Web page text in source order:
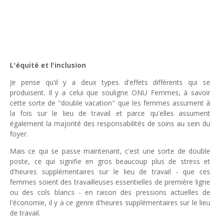
L'équité et l'inclusion
Je pense qu'il y a deux types d'effets différents qui se
produisent. Il y a celui que souligne ONU Femmes, à savoir
cette sorte de "double vacation" que les femmes assument à
la fois sur le lieu de travail et parce qu'elles assument
également la majorité des responsabilités de soins au sein du
foyer.
Mais ce qui se passe maintenant, c'est une sorte de double
poste, ce qui signifie en gros beaucoup plus de stress et
d'heures supplémentaires sur le lieu de travail - que ces
femmes soient des travailleuses essentielles de première ligne
ou des cols blancs - en raison des pressions actuelles de
l'économie, il y a ce genre d'heures supplémentaires sur le lieu
de travail.